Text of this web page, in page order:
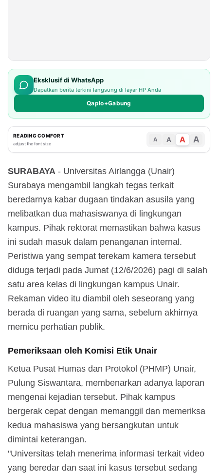
Eksklusif di WhatsApp
Dapatkan berita terkini langsung di layar HP Anda
Qaplo+Gabung
READING COMFORT
adjust the font size
A A A A
SURABAYA - Universitas Airlangga (Unair)
Surabaya mengambil langkah tegas terkait
beredarnya kabar dugaan tindakan asusila yang
melibatkan dua mahasiswanya di lingkungan
kampus. Pihak rektorat memastikan bahwa kasus
ini sudah masuk dalam penanganan internal.
Peristiwa yang sempat terekam kamera tersebut
diduga terjadi pada Jumat (12/6/2026) pagi di salah
satu area kelas di lingkungan kampus Unair.
Rekaman video itu diambil oleh seseorang yang
berada di ruangan yang sama, sebelum akhirnya
memicu perhatian publik.
Pemeriksaan oleh Komisi Etik Unair
Ketua Pusat Humas dan Protokol (PHMP) Unair,
Pulung Siswantara, membenarkan adanya laporan
mengenai kejadian tersebut. Pihak kampus
bergerak cepat dengan memanggil dan memeriksa
kedua mahasiswa yang bersangkutan untuk
dimintai keterangan.
"Universitas telah menerima informasi terkait video
yang beredar dan saat ini kasus tersebut sedang